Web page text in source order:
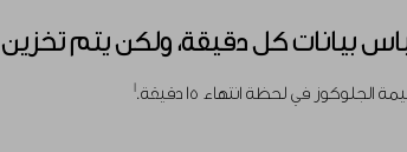
كل دقيقة، ولكن يتم تخزين البيانات في 15 دقيقة. ماذا تمثل القراءة
في لحظة انتهاء 15 دقيقة. 1